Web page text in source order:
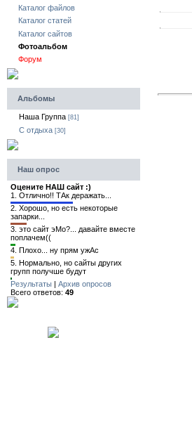
Каталог файлов
Каталог статей
Каталог сайтов
Фотоальбом
Форум
Альбомы
Наша Группа [81]
C отдыха [30]
Наш опрос
Оцените НАШ сайт :)
1. Отлично!! ТАк деражать...
2. Хорошо, но есть некоторые
запарки...
3. это сайт эМо?... давайте вместе
поплачем((
4. Плохо... ну прям ужАс
5. Нормально, но сайты других
групп получше будут
Результаты | Архив опросов
Всего ответов: 49